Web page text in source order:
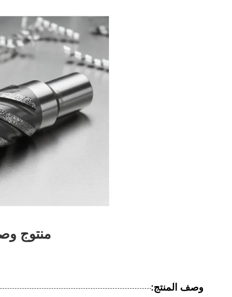
منتوج
وصف المنتج: